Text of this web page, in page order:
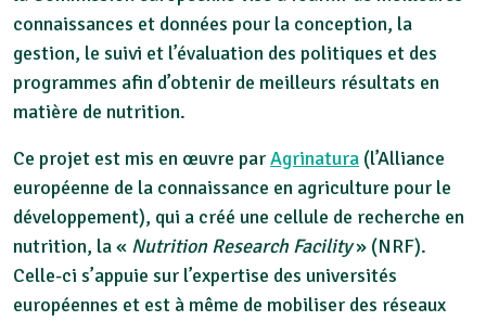
connaissances et données pour la conception, la
gestion, le suivi et l’évaluation des politiques et des
programmes afin d’obtenir de meilleurs résultats en
matière de nutrition.
Ce projet est mis en œuvre parAgrinatura (l’Alliance
européenne de la connaissance en agriculture pour le
développement), qui a créé une cellule de recherche en
nutrition, la « Nutrition Research Facility» (NRF).
Celle-ci s’appuie sur l’expertise des universités
européennes et est à même de mobiliser des réseaux